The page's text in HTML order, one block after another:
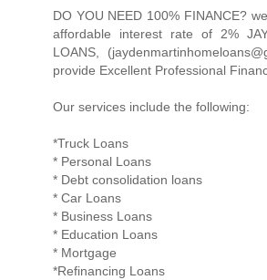
DO YOU NEED 100% FINANCE?
affordable interest rate of 2%
LOANS,
provide Excellent Professional
Our services include the following:
*Truck Loans
* Personal Loans
* Debt consolidation loans
* Car Loans
* Business Loans
* Education Loans
* Mortgage
*Refinancing Loans